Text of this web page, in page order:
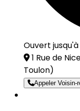
Ouvert jusqu'à
1 Rue de
Toulon)
Appeler Voisin-